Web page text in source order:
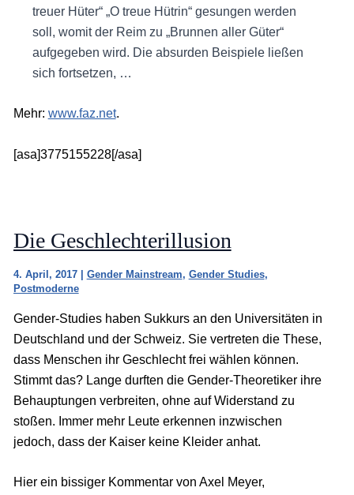
treuer Hüter“ „O treue Hütrin“ gesungen werden
soll, womit der Reim zu „Brunnen aller Güter“
aufgegeben wird. Die absurden Beispiele ließen
sich fortsetzen, …
Mehr: www.faz.net.
[asa]3775155228[/asa]
Die Geschlechterillusion
4. April, 2017 | Gender Mainstream, Gender Studies,
Postmoderne
Gender-Studies haben Sukkurs an den Universitäten in
Deutschland und der Schweiz. Sie vertreten die These,
dass Menschen ihr Geschlecht frei wählen können.
Stimmt das? Lange durften die Gender-Theoretiker ihre
Behauptungen verbreiten, ohne auf Widerstand zu
stoßen. Immer mehr Leute erkennen inzwischen
jedoch, dass der Kaiser keine Kleider anhat.
Hier ein bissiger Kommentar von Axel Meyer,